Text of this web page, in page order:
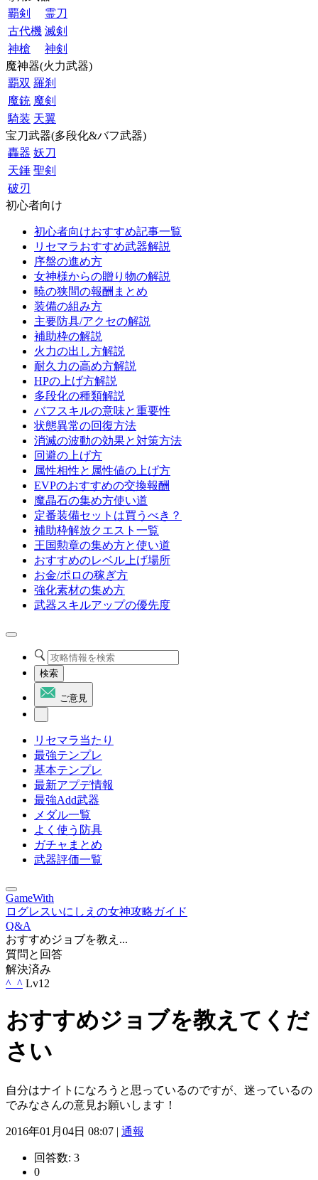
覇剣
霊刀
古代機 滅剣
神槍
神剣
魔神器(火力武器)
覇双 羅刹
魔銃 魔剣
騎装 天翼
宝刀武器(多段化&バフ武器)
轟器 妖刀
天錘 聖剣
破刃
初心者向け
初心者向けおすすめ記事一覧
リセマラおすすめ武器解説
序盤の進め方
女神様からの贈り物の解説
暁の狭間の報酬まとめ
装備の組み方
主要防具/アクセの解説
補助枠の解説
火力の出し方解説
耐久力の高め方解説
HPの上げ方解説
多段化の種類解説
バフスキルの意味と重要性
状態異常の回復方法
消滅の波動の効果と対策方法
回避の上げ方
属性相性と属性値の上げ方
EVPのおすすめの交換報酬
魔晶石の集め方使い道
定番装備セットは買うべき？
補助枠解放クエスト一覧
王国勲章の集め方と使い道
おすすめのレベル上げ場所
お金/ポロの稼ぎ方
強化素材の集め方
武器スキルアップの優先度
検索
ご意見
リセマラ当たり
最強テンプレ
基本テンプレ
最新アプデ情報
最強Add武器
メダル一覧
よく使う防具
ガチャまとめ
武器評価一覧
GameWith
ログレスいにしえの女神攻略ガイド
Q&A
おすすめジョブを教え...
質問と回答
解決済み
^_^ Lv12
おすすめジョブを教えてくだ
さい
自分はナイトになろうと思っているのですが、迷っているの
でみなさんの意見お願いします！
2016年01月04日 08:07 | 通報
回答数: 3
0